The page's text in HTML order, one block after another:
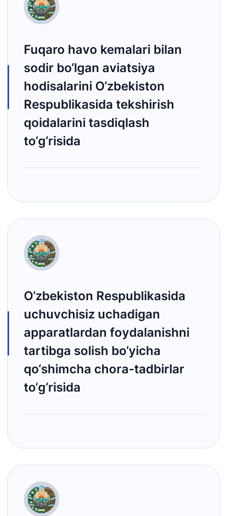
Fuqaro havo kemalari bilan
sodir bo‘lgan aviatsiya
hodisalarini O‘zbekiston
Respublikasida tekshirish
qoidalarini tasdiqlash
to‘g‘risida
O‘zbekiston Respublikasida
uchuvchisiz uchadigan
apparatlardan foydalanishni
tartibga solish bo‘yicha
qo‘shimcha chora-tadbirlar
to‘g‘risida